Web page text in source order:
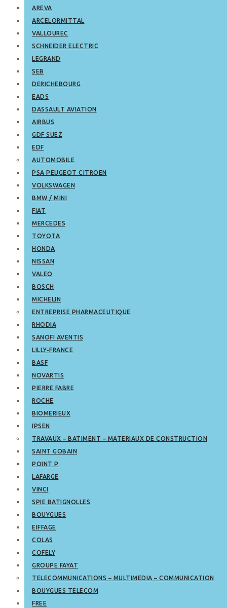
AREVA
ARCELORMITTAL
VALLOUREC
SCHNEIDER ELECTRIC
LEGRAND
SEB
DERICHEBOURG
EADS
DASSAULT AVIATION
AIRBUS
GDF SUEZ
EDF
AUTOMOBILE
PSA PEUGEOT CITROEN
VOLKSWAGEN
BMW / MINI
FIAT
MERCEDES
TOYOTA
HONDA
NISSAN
VALEO
BOSCH
MICHELIN
ENTREPRISE PHARMACEUTIQUE
RHODIA
SANOFI AVENTIS
LILLY-FRANCE
BASF
NOVARTIS
PIERRE FABRE
ROCHE
BIOMERIEUX
IPSEN
TRAVAUX – BATIMENT – MATERIAUX DE CONSTRUCTION
SAINT GOBAIN
POINT P
LAFARGE
VINCI
SPIE BATIGNOLLES
BOUYGUES
EIFFAGE
COLAS
COFELY
GROUPE FAYAT
TELECOMMUNICATIONS – MULTIMEDIA – COMMUNICATION
BOUYGUES TELECOM
FREE